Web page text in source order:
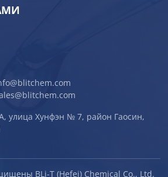
улица Хунфэн № 7, район Гаосин,
BLi-T (Hefei) Chemical Co., Ltd.